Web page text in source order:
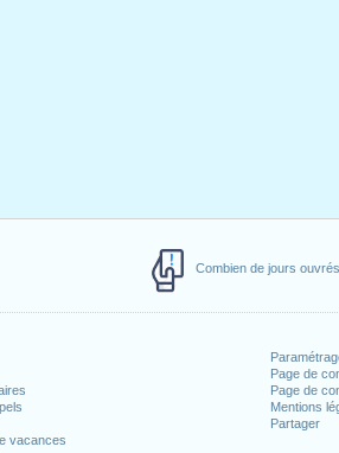
Combien de jours
vacances
Page de
Page de
Mentions
Partager